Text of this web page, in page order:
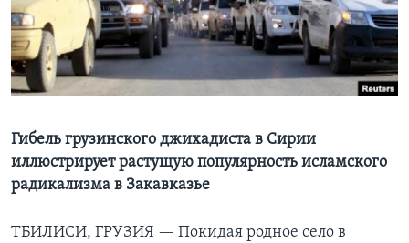
Learning English
СОЦИАЛЬНЫЕ СЕТИ
Языки
Гибель грузинского джихадиста в Сирии
иллюстрирует растущую популярность исламского
радикализма в Закавказье
ТБИЛИСИ, ГРУЗИЯ — Покидая родное село в